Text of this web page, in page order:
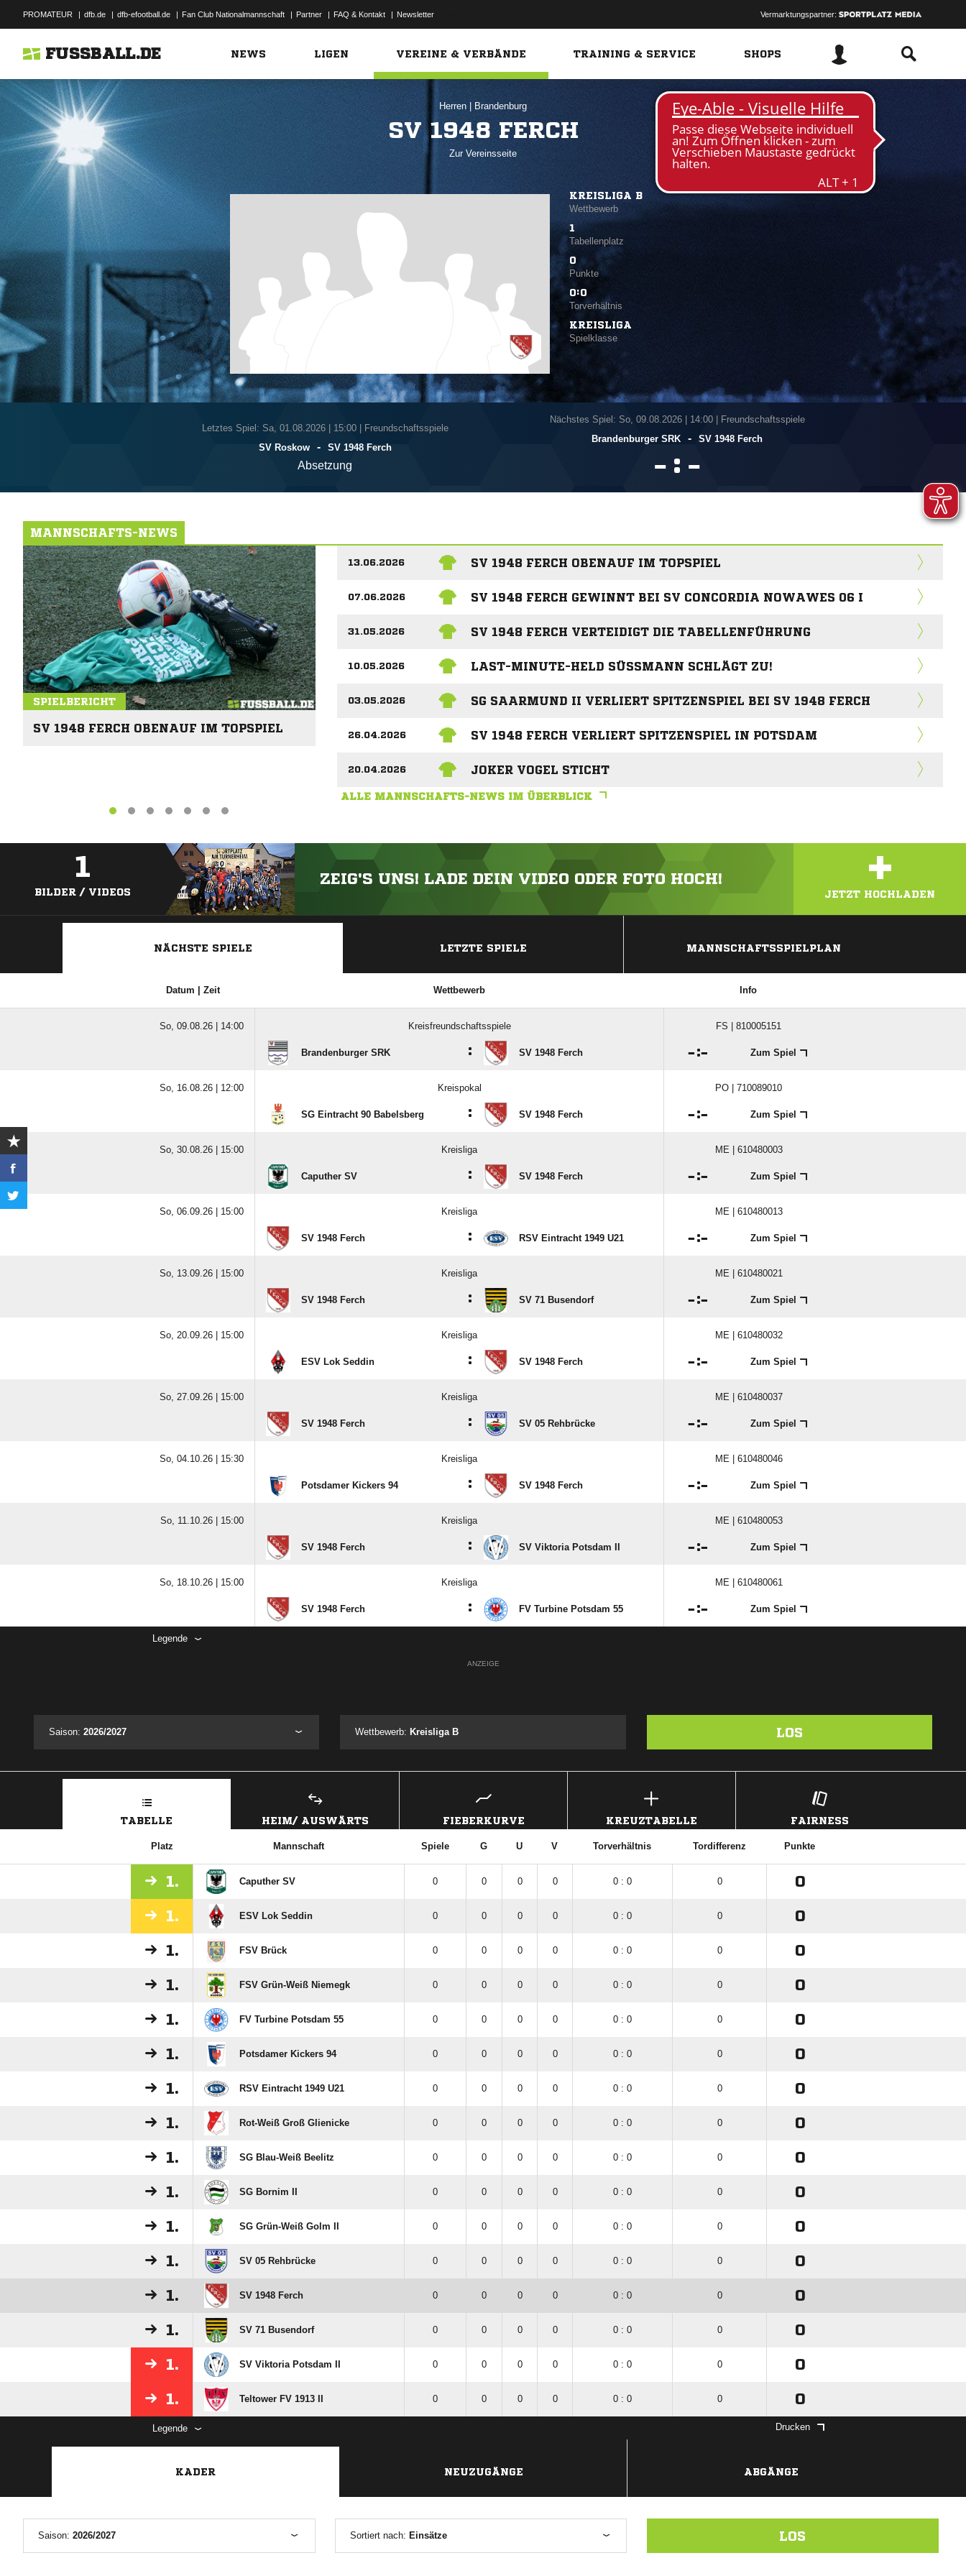
PROMATEUR | dfb.de | dfb-efootball.de | Fan Club Nationalmannschaft | Partner | FAQ & Kontakt | Newsletter Vermarktungspartner:
FUSSBALL.DE NEWS LIGEN VEREINE & VERBÄNDE TRAINING & SERVICE SHOPS
Herren Brandenburg
SV 1948 FERCH
Zur Vereinsseite
KREISLIGA B
Wettbewerb
1
Tabellenplatz
0
Punkte
0:0
Torverhältnis
KREISLIGA
Spielklasse
Letztes Spiel: Sa, 01.08.2026| 15:00 | Freundschaftsspiele
SV Roskow
- SV 1948 Ferch
Absetzung
Nächstes Spiel: So, 09.08.2026| 14:00 | Freundschaftsspiele
Brandenburger SRK
- SV 1948 Ferch
 : 
MANNSCHAFTS-NEWS
SPIELBERICHT
SV 1948 FERCH OBENAUF IM TOPSPIEL
13.06.2026 SV 1948 FERCH OBENAUF IM TOPSPIEL
07.06.2026 SV 1948 FERCH GEWINNT BEI SV CONCORDIA NOWAWES 06 I
31.05.2026 SV 1948 FERCH VERTEIDIGT DIE TABELLENFÜHRUNG
10.05.2026 LAST-MINUTE-HELD SÜSSMANN SCHLÄGT ZU!
03.05.2026 SG SAARMUND II VERLIERT SPITZENSPIEL BEI SV 1948 FERCH
26.04.2026 SV 1948 FERCH VERLIERT SPITZENSPIEL IN POTSDAM
20.04.2026 JOKER VOGEL STICHT
ALLE MANNSCHAFTS-NEWS IM ÜBERBLICK
1
BILDER / VIDEOS
ZEIG'S UNS! LADE DEIN VIDEO ODER FOTO HOCH! +
JETZT HOCHLADEN
NÄCHSTE SPIELE LETZTE SPIELE MANNSCHAFTSSPIELPLAN
Datum | Zeit Wettbewerb Info
So, 09.08.26 | 14:00 Kreisfreundschaftsspiele FS | 810005151
Brandenburger SRK : SV 1948 Ferch : Zum Spiel
So, 16.08.26 | 12:00 Kreispokal PO | 710089010
SG Eintracht 90 Babelsberg : SV 1948 Ferch : Zum Spiel
So, 30.08.26 | 15:00 Kreisliga ME | 610480003
Caputher SV : SV 1948 Ferch : Zum Spiel
So, 06.09.26 | 15:00 Kreisliga ME | 610480013
SV 1948 Ferch : RSV Eintracht 1949 U21 : Zum Spiel
So, 13.09.26 | 15:00 Kreisliga ME | 610480021
SV 1948 Ferch : SV 71 Busendorf : Zum Spiel
So, 20.09.26 | 15:00 Kreisliga ME | 610480032
ESV Lok Seddin : SV 1948 Ferch : Zum Spiel
So, 27.09.26 | 15:00 Kreisliga ME | 610480037
SV 1948 Ferch : SV 05 Rehbrücke : Zum Spiel
So, 04.10.26 | 15:30 Kreisliga ME | 610480046
Potsdamer Kickers 94 : SV 1948 Ferch : Zum Spiel
So, 11.10.26 | 15:00 Kreisliga ME | 610480053
SV 1948 Ferch : SV Viktoria Potsdam II : Zum Spiel
So, 18.10.26 | 15:00 Kreisliga ME | 610480061
SV 1948 Ferch : FV Turbine Potsdam 55 : Zum Spiel
Legende
ANZEIGE
Saison: 2026/2027 Wettbewerb: Kreisliga B LOS
TABELLE HEIM/ AUSWÄRTS FIEBERKURVE KREUZTABELLE FAIRNESS
Platz Mannschaft Spiele G U V Torverhältnis Tordifferenz Punkte
1. Caputher SV 0 0 0 0 0 : 0 0 0
1. ESV Lok Seddin 0 0 0 0 0 : 0 0 0
1. FSV Brück 0 0 0 0 0 : 0 0 0
1. FSV Grün-Weiß Niemegk 0 0 0 0 0 : 0 0 0
1. FV Turbine Potsdam 55 0 0 0 0 0 : 0 0 0
1. Potsdamer Kickers 94 0 0 0 0 0 : 0 0 0
1. RSV Eintracht 1949 U21 0 0 0 0 0 : 0 0 0
1. Rot-Weiß Groß Glienicke 0 0 0 0 0 : 0 0 0
1. SG Blau-Weiß Beelitz 0 0 0 0 0 : 0 0 0
1. SG Bornim II 0 0 0 0 0 : 0 0 0
1. SG Grün-Weiß Golm II 0 0 0 0 0 : 0 0 0
1. SV 05 Rehbrücke 0 0 0 0 0 : 0 0 0
1. SV 1948 Ferch 0 0 0 0 0 : 0 0 0
1. SV 71 Busendorf 0 0 0 0 0 : 0 0 0
1. SV Viktoria Potsdam II 0 0 0 0 0 : 0 0 0
1. Teltower FV 1913 II 0 0 0 0 0 : 0 0 0
Legende Drucken
KADER NEUZUGÄNGE ABGÄNGE
Saison: 2026/2027 Sortiert nach: Einsätze LOS